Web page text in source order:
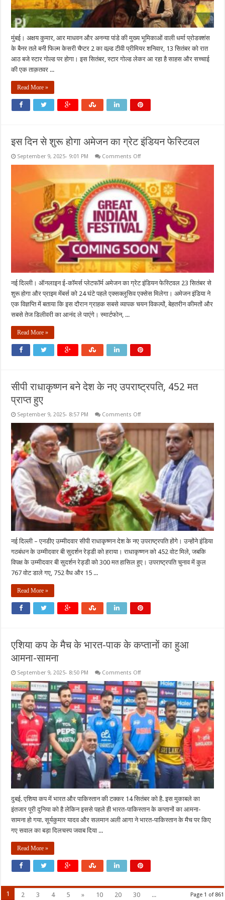
मुंबई। अक्षय कुमार, आर माधवन और अनन्या पांडे की मुख्य भूमिकाओं वाली धर्मा प्रोडक्शंस
के बैनर तले बनी फिल्म केसरी चैप्टर 2 का वल्र्ड टीवी प्रीमियर शनिवार, 13 सितंबर को रात
आठ बजे स्टार गोल्ड पर होगा। इस सितंबर, स्टार गोल्ड लेकर आ रहा है साहस और सच्चाई
की एक ताक़तवर ...
Read More »
इस दिन से शुरू होगा अमेजन का ग्रेट इंडियन फेस्टिवल
September 9, 2025- 9:01 PM Comments Offon
शुरू
होगा
अमेजन
का
ग्रेट
इंडियन
फेस्टिवल
नई दिल्ली। ऑनलाइन ई-कॉमर्स प्लेटफॉर्म अमेजन का ग्रेट इंडियन फेस्टिवल 23 सितंबर से
शुरू होगा और प्राइम मेंबर्स को 24 घंटे पहले एक्सक्लूसिव एक्सेस मिलेगा। अमेजन इंडिया ने
एक विज्ञप्ति में बताया कि इस दौरान ग्राहक सबसे व्यापक चयन विकल्पों, बेहतरीन कीमतों और
सबसे तेज डिलीवरी का आनंद ले पाएंगे। स्मार्टफोन, ...
Read More »
सीपी राधाकृष्णन बने देश के नए उपराष्ट्रपति, 452 मत
प्राप्त हुए
September 9, 2025- 8:57 PM Comments Offon
राधाकृष्णन
बने
नए
उपराष्ट्रपति,
452
मत
हुए
नई दिल्ली – एनडीए उम्मीदवार सीपी राधाकृष्णन देश के नए उपराष्ट्रपति होंगे। उन्होंने इंडिया
गठबंधन के उम्मीदवार बी सुदर्शन रेड्डी को हराया। राधाकृष्णन को 452 वोट मिले, जबकि
विपक्ष के उम्मीदवार बी सुदर्शन रेड्डी को 300 मत हासिल हुए। उपराष्ट्रपति चुनाव में कुल
767 वोट डाले गए, 752 वैध और 15 ...
Read More »
एशिया कप के मैच के भारत-पाक के कप्तानों का हुआ
आमना-सामना
September 9, 2025- 8:50 PM Comments Offon
कप
के
मैच
के
भारत-
पाक
के
कप्तानों
का
हुआ
आमना-
सामना
दुबई. एशिया कप में भारत और पाकिस्तान की टक्कर 14 सितंबर को है. इस मुकाबले का
इंतजार पूरी दुनिया को है लेकिन इससे पहले ही भारत-पाकिस्तान के कप्तानों का आमना-
सामना हो गया. सूर्यकुमार यादव और सलमान अली आगा ने भारत-पाकिस्तान के मैच पर किए
गए सवाल का बड़ा दिलचस्प जवाब दिया ...
Read More »
Page 1 of 861
1 2 3 4 5 » 10 20 30
...